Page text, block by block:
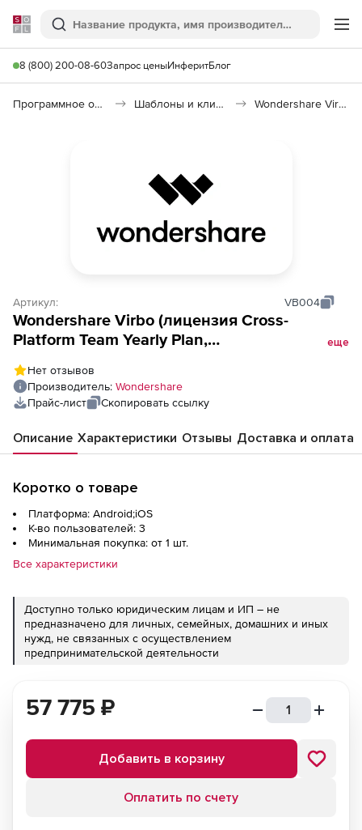
Softline
Поиск
8 (800) 200-08-60Запрос ценыИнферитБлог
Программное обеспечение для графики и дизайна Шаблоны и клипарты Wondershare Virbo
Артикул: VB004
Wondershare Virbo (лицензия Cross-
Platform Team Yearly Plan,
Credits Plan
еще
Нет отзывов
Производитель: Wondershare
Прайс-лист
Скопировать ссылку
Описание Характеристики Отзывы Доставка и оплата
Коротко о товаре
Платформа: Android;iOS
К-во пользователей: 3
Минимальная покупка: от 1 шт.
Все характеристики
Доступно только юридическим лицам и ИП – не
предназначено для личных, семейных, домашних и иных
нужд, не связанных с осуществлением
предпринимательской деятельности
57 775 ₽
Добавить в корзину
Оплатить по счету